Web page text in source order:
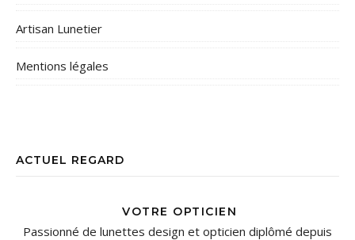
Artisan Lunetier
Mentions légales
ACTUEL REGARD
VOTRE OPTICIEN
Passionné de lunettes design et opticien diplômé depuis